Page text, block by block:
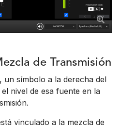
de Transmisión
un símbolo a la derecha del
nivel de esa fuente en la
vinculado a la mezcla de